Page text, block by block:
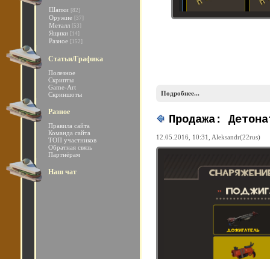
Подробнее...
Продажа:
12.05.2016, 10:31, Aleksandr(22rus)
Шапки [82]
Оружие [37]
Металл [53]
Ящики [14]
Разное [152]
Статьи/Графика
Полезное
Скрипты
Game-Art
Скриншоты
Разное
Правила сайта
Команда сайта
ТОП участников
Обратная связь
Партнёрам
Наш чат